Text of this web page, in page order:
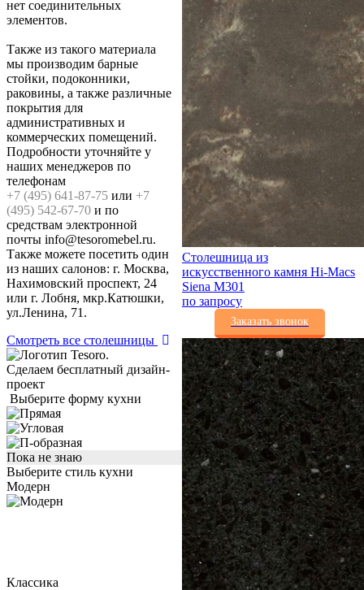
нет соединительных
элементов.
Также из такого материала
мы производим барные
стойки, подоконники,
раковины, а также различные
покрытия для
административных и
коммерческих помещений.
Подробности уточняйте у
наших менеджеров по
телефонам
+7 (495) 641-87-75 или +7
(495) 542-67-70 и по
средствам электронной
почты info@tesoromebel.ru.
Также можете посетить один
из наших салонов: г. Москва,
Нахимовский проспект, 24
или г. Лобня, мкр.Катюшки,
ул.Ленина, 71.
Смотреть все столешницы
Столешница из
искусственного камня Hi-Macs
Siena M301
по запросу
Заказать звонок
Сделаем бесплатный дизайн-
проект
Выберите форму кухни
Пока не знаю
Выберите стиль кухни
Модерн
Классика